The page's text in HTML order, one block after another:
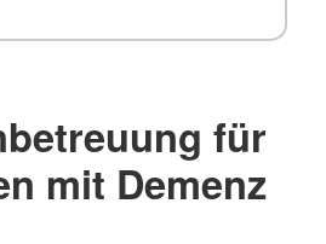
für
mit Demenz